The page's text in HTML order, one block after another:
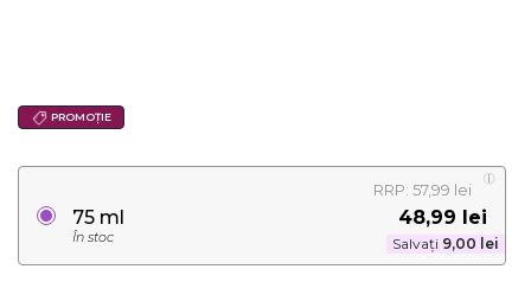
PROMOȚIE
48,99 lei
Salvați 9,00 lei
75 ml
În stoc
RRP: 57,99 lei